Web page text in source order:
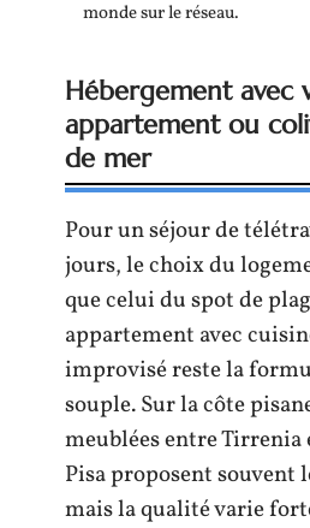
monde sur le réseau.
Hébergement avec
appartement ou
de mer
Pour un séjour de
jours, le choix du
que celui du spot de
appartement avec
improvisé reste la
souple. Sur la côte
meublées entre
Pisa proposent souvent
mais la qualité varie